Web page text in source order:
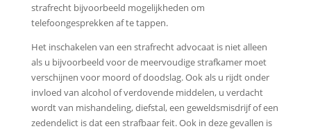
strafrecht bijvoorbeeld mogelijkheden om
telefoongesprekken af te tappen.
Het inschakelen van een strafrecht advocaat is niet alleen
als u bijvoorbeeld voor de meervoudige strafkamer moet
verschijnen voor moord of doodslag. Ook als u rijdt onder
invloed van alcohol of verdovende middelen, u verdacht
wordt van mishandeling, diefstal, een geweldsmisdrijf of een
zedendelict is dat een strafbaar feit. Ook in deze gevallen is